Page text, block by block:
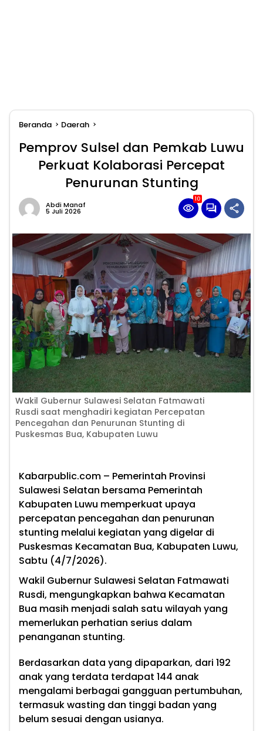
Beranda Daerah
Pemprov Sulsel dan Pemkab Luwu
Perkuat Kolaborasi Percepat
Penurunan Stunting
Abdi Manaf
5 Juli 2026
10
Wakil Gubernur Sulawesi Selatan Fatmawati
Rusdi saat menghadiri kegiatan Percepatan
Pencegahan dan Penurunan Stunting di
Puskesmas Bua, Kabupaten Luwu
Kabarpublic.com – Pemerintah Provinsi
Sulawesi Selatan bersama Pemerintah
Kabupaten Luwu memperkuat upaya
percepatan pencegahan dan penurunan
stunting melalui kegiatan yang digelar di
Puskesmas Kecamatan Bua, Kabupaten Luwu,
Sabtu (4/7/2026).
Wakil Gubernur Sulawesi Selatan Fatmawati
Rusdi, mengungkapkan bahwa Kecamatan
Bua masih menjadi salah satu wilayah yang
memerlukan perhatian serius dalam
penanganan stunting.
Berdasarkan data yang dipaparkan, dari 192
anak yang terdata terdapat 144 anak
mengalami berbagai gangguan pertumbuhan,
termasuk wasting dan tinggi badan yang
belum sesuai dengan usianya.